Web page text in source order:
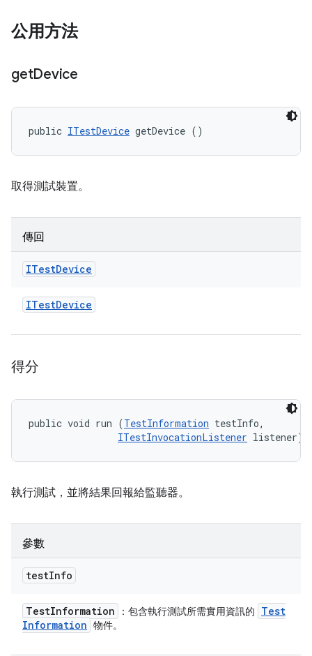
公用方法
getDevice
public ITestDevice getDevice ()
取得測試裝置。
傳回
ITestDevice
ITestDevice
得分
public void run (TestInformation testInfo,
ITestInvocationListener listener)
執行測試，並將結果回報給監聽器。
參數
testInfo
TestInformation ：包含執行測試所需實用資訊的
Test
Information 物件。